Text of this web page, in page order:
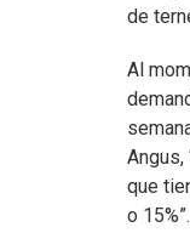
de
Al
que
o 15%”.